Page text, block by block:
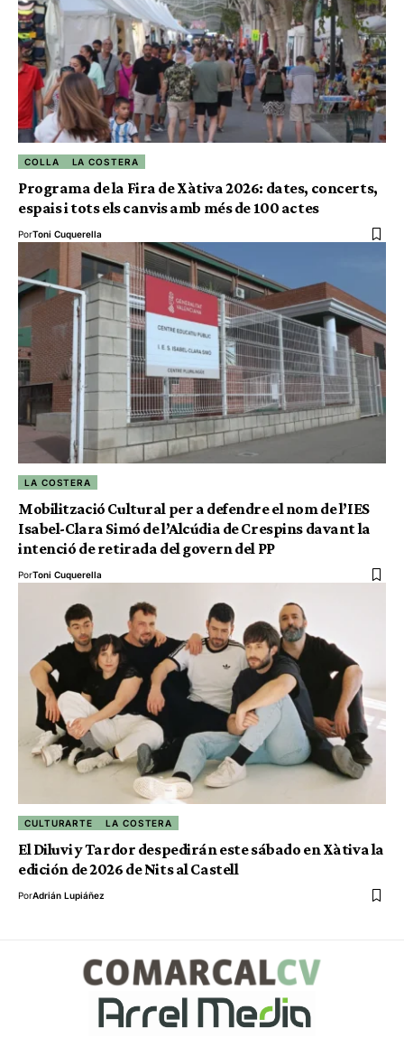
COLLA LA COSTERA
Programa de la Fira de Xàtiva 2026: dates, concerts,
espais i tots els canvis amb més de 100 actes
PorToni Cuquerella
LA COSTERA
Mobilització Cultural per a defendre el nom de l’IES
Isabel-Clara Simó de l’Alcúdia de Crespins davant la
intenció de retirada del govern del PP
PorToni Cuquerella
CULTURARTE LA COSTERA
El Diluvi y Tardor despedirán este sábado en Xàtiva la
edición de 2026 de Nits al Castell
PorAdrián Lupiáñez